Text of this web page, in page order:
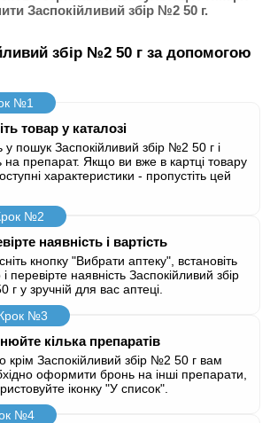
Заспокійливий збір №2 50 г.
збір №2 50 г за допомогою
№1
товар у каталозі
у пошук Заспокійливий збір №2 50 г і
на препарат. Якщо ви вже в картці товару
характеристики - пропустіть цей
№2
наявність і вартість
кнопку "Вибрати аптеку", встановіть
і перевірте наявність Заспокійливий збір
г у зручній для вас аптеці.
№3
кілька препаратів
крім Заспокійливий збір №2 50 г вам
оформити бронь на інші препарати,
іконку "У список".
№4